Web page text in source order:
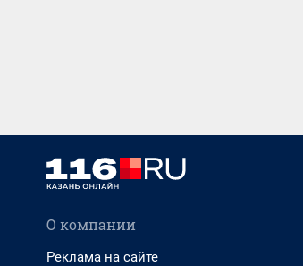
О компании
Реклама на сайте